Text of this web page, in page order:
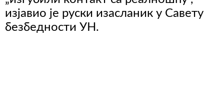
изјавио је руски изасланик у Савету
безбедности УН.